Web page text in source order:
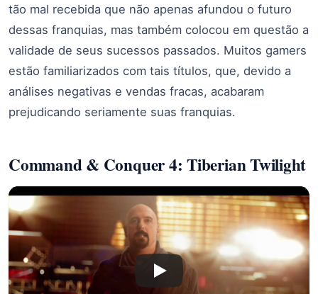
tão mal recebida que não apenas afundou o futuro
dessas franquias, mas também colocou em questão a
validade de seus sucessos passados. Muitos gamers
estão familiarizados com tais títulos, que, devido a
análises negativas e vendas fracas, acabaram
prejudicando seriamente suas franquias.
Command & Conquer 4: Tiberian Twilight